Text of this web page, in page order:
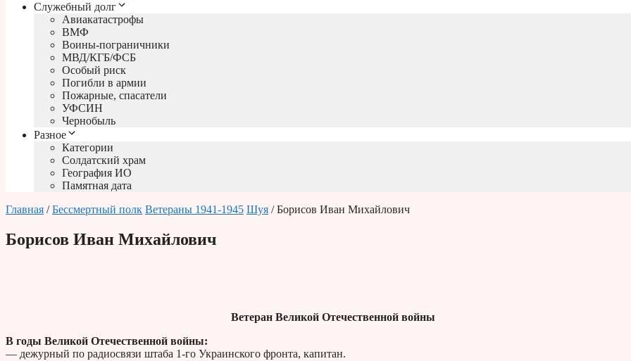
Служебный долг
Авиакатастрофы
ВМФ
Воины-пограничники
МВД/КГБ/ФСБ
Особый риск
Погибли в армии
Пожарные, спасатели
УФСИН
Чернобыль
Разное
Категории
Солдатский храм
География ИО
Памятная дата
Главная /Бессмертный полк Ветераны 1941-1945 Шуя / Борисов Иван Михайлович
Борисов Иван Михайлович
Ветеран Великой Отечественной войны
В годы Великой Отечественной войны:
— дежурный по радиосвязи штаба 1-го Украинского фронта, капитан.